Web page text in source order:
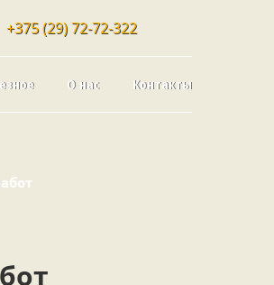
+375 (29) 72-72-322
О нас Контакты